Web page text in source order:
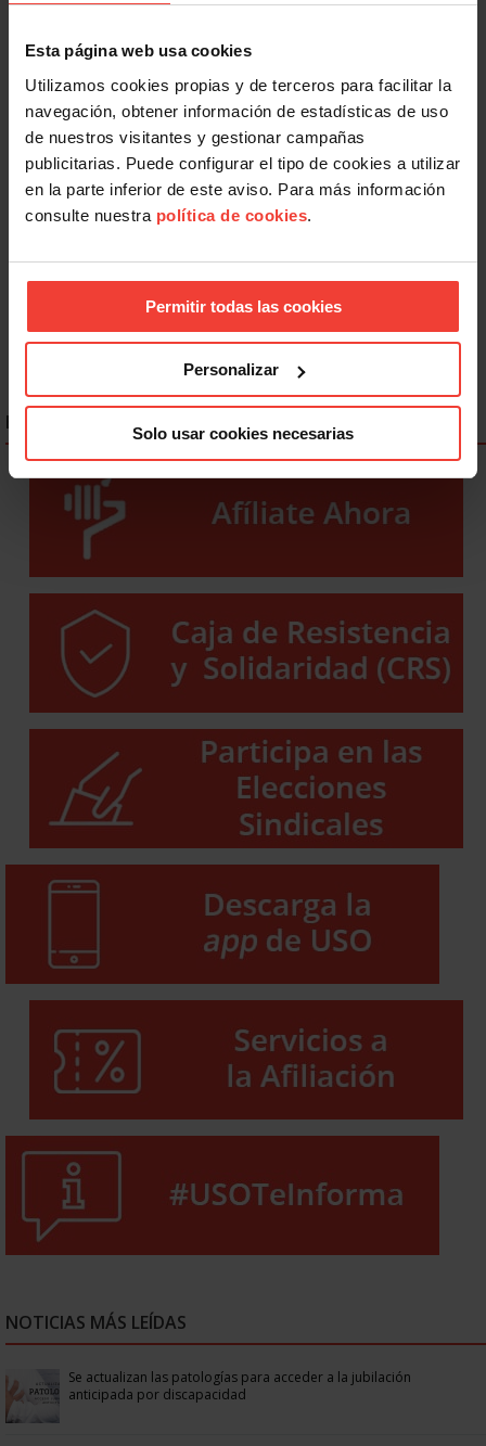
Esta página web usa cookies
Utilizamos cookies propias y de terceros para facilitar la
navegación, obtener información de estadísticas de uso
de nuestros visitantes y gestionar campañas
publicitarias. Puede configurar el tipo de cookies a utilizar
en la parte inferior de este aviso. Para más información
consulte nuestra política de cookies.
Permitir todas las cookies
Personalizar
Solo usar cookies necesarias
Desarrollo Sostenible
Día Mundial de la Educación Ambiental: la formación, el
ENLACES DESTACADOS
NOTICIAS MÁS LEÍDAS
Se actualizan las patologías para acceder a la jubilación
anticipada por discapacidad